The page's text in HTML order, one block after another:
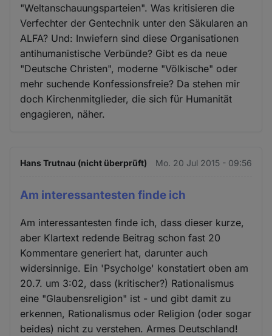
"Weltanschauungsparteien". Was kritisieren die
Verfechter der Gentechnik unter den Säkularen an
ALFA? Und: Inwiefern sind diese Organisationen
antihumanistische Verbünde? Gibt es da neue
"Deutsche Christen", moderne "Völkische" oder
mehr suchende Konfessionsfreie? Da stehen mir
doch Kirchenmitglieder, die sich für Humanität
engagieren, näher.
Hans Trutnau (nicht überprüft) Mo. 20 Jul 2015 - 09:56
Am interessantesten finde ich
Am interessantesten finde ich, dass dieser kurze,
aber Klartext redende Beitrag schon fast 20
Kommentare generiert hat, darunter auch
widersinnige. Ein 'Psycholge' konstatiert oben am
20.7. um 3:02, dass (kritischer?) Rationalismus
eine "Glaubensreligion" ist - und gibt damit zu
erkennen, Rationalismus oder Religion (oder sogar
beides) nicht zu verstehen. Armes Deutschland!